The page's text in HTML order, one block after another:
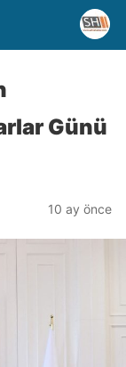
Günü
10 ay önce